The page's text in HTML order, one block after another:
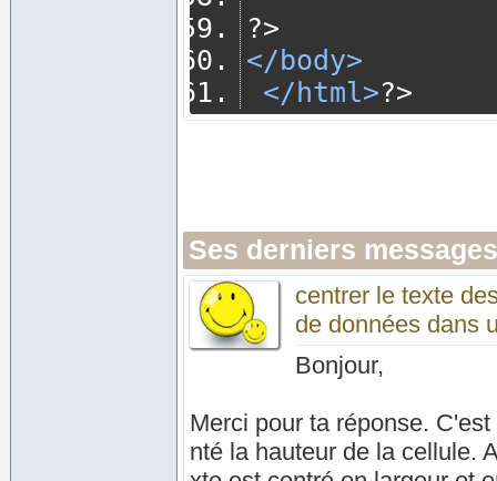
?>
</body>
</html>?>
Ses derniers
centrer le texte
de données dans
Bonjour,
Merci pour ta réponse.
nté la hauteur de la cellule.